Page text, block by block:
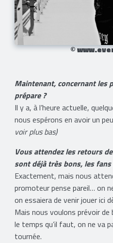
©
Maintenant, concernant les
prépare ?
Il y a, à l’heure actuelle,
nous espérons en avoir un
voir plus bas)
Vous attendez les retours
sont déjà très bons, les
Exactement, mais nous
promoteur pense pareil… on
on essaiera de venir jouer ici
Mais nous voulons prévoir
le temps qu’il faut, on ne va
tournée.